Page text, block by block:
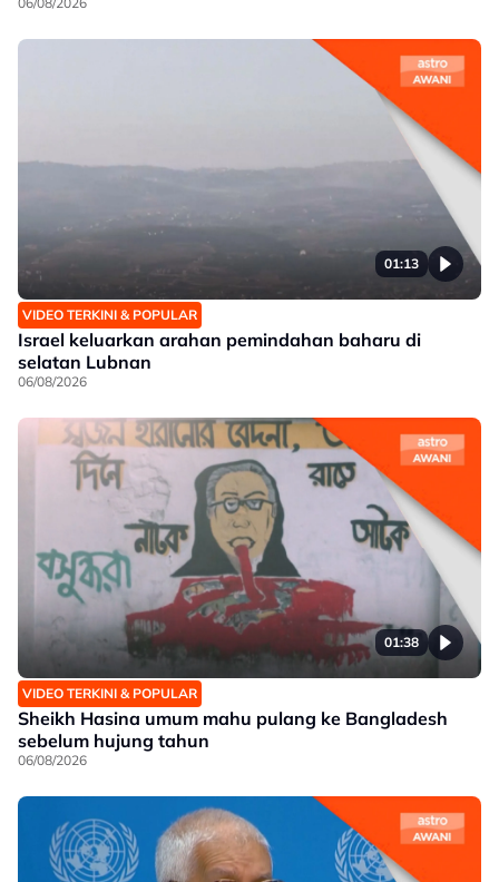
01:13
VIDEO TERKINI & POPULAR
Israel keluarkan arahan pemindahan baharu di
selatan Lubnan
06/08/2026
01:38
VIDEO TERKINI & POPULAR
Sheikh Hasina umum mahu pulang ke Bangladesh
sebelum hujung tahun
06/08/2026